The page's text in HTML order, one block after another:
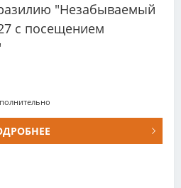
"Незабываемый
с посещением